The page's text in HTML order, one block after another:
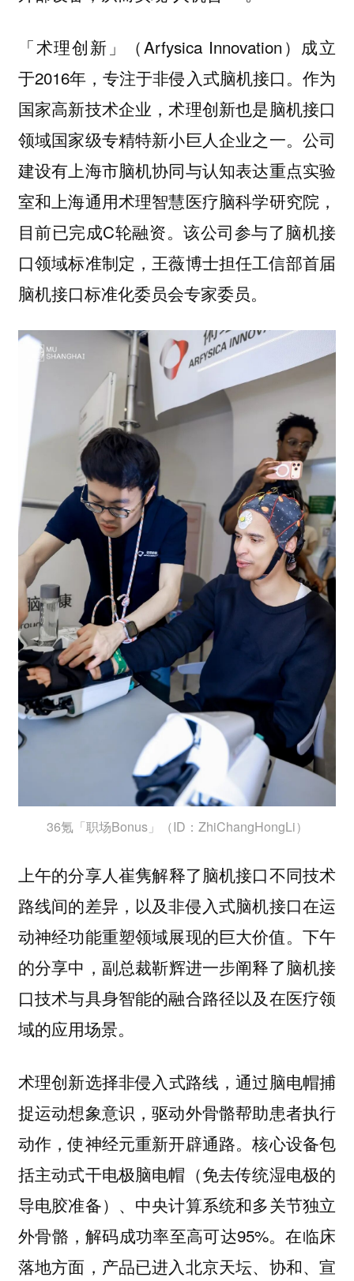
「术理创新」
（Arfysica Innovation）成立
于2016年，专注于非侵入式脑机接口。作为
国家高新技术企业，术理创新也是脑机接口
领域国家级专精特新小巨人企业之一。公司
建设有上海市脑机协同与认知表达重点实验
室和上海通用术理智慧医疗脑科学研究院，
目前已完成C轮融资。该公司参与了脑机接
口领域标准制定，王薇博士担任工信部首届
脑机接口标准化委员会专家委员。
36氪「职场Bonus」（ID：ZhiChangHongLi）
上午的分享人崔隽解释了脑机接口不同技术
路线间的差异，以及非侵入式脑机接口在运
动神经功能重塑领域展现的巨大价值。下午
的分享中，副总裁靳辉进一步阐释了脑机接
口技术与具身智能的融合路径以及在医疗领
域的应用场景。
术理创新选择非侵入式路线 ，通过脑电帽捕
捉运动想象意识，驱动外骨骼帮助患者执行
动作，使神经元重新开辟通路。核心设备包
括主动式干电极脑电帽（免去传统湿电极的
导电胶准备）、中央计算系统和多关节独立
外骨骼，解码成功率至高可达95%。在临床
落地方面，产品已进入北京天坛、协和、宣